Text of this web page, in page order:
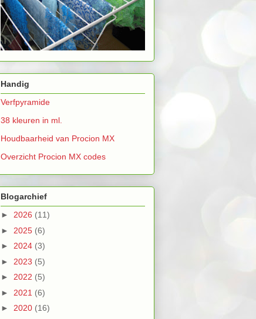
Handig
Verfpyramide
38 kleuren in ml.
Houdbaarheid van Procion MX
Overzicht Procion MX codes
Blogarchief
► 2026 (11)
► 2025 (6)
► 2024 (3)
► 2023 (5)
► 2022 (5)
► 2021 (6)
► 2020 (16)